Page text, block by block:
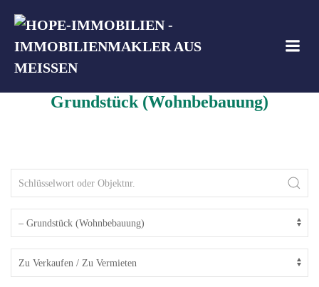
Inhalt
springen
Grundstück (Wohnbebauung)